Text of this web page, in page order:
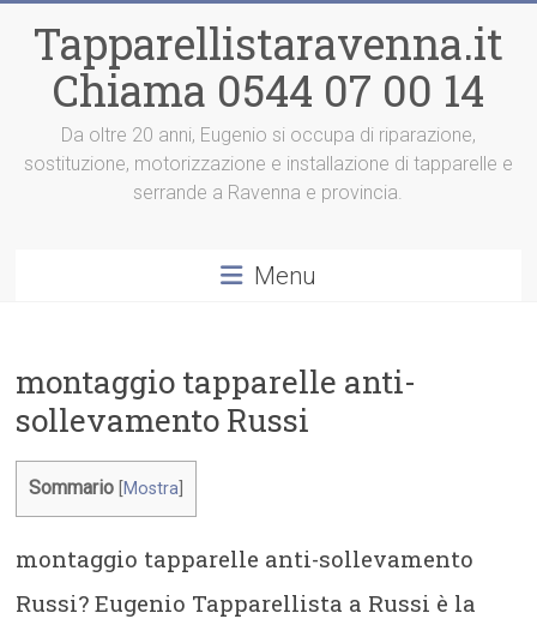
contenuto
Tapparellistaravenna.it
Chiama 0544 07 00 14
Da oltre 20 anni, Eugenio si occupa di riparazione,
sostituzione, motorizzazione e installazione di tapparelle e
serrande a Ravenna e provincia.
Menu
montaggio tapparelle anti-
sollevamento Russi
Sommario Mostra
montaggio tapparelle anti-sollevamento
Russi? Eugenio Tapparellista a Russi è la